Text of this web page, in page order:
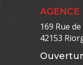
AGENCE
169 Rue
42153